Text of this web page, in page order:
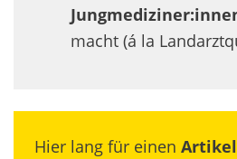
macht (á la
Hier lang für einen Artikel